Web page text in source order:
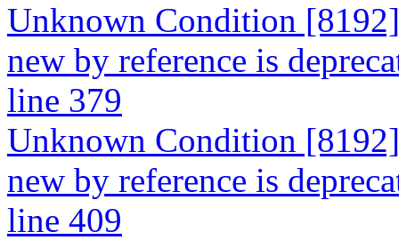
Unknown Condition
new by reference is
line 379
Unknown Condition
new by reference is
line 409